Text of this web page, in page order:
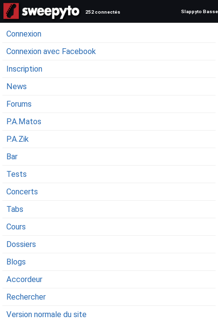
252 connectés Slappyto Basse
Connexion
Connexion avec Facebook
Inscription
News
Forums
P.A.Matos
P.A.Zik
Bar
Tests
Concerts
Tabs
Cours
Dossiers
Blogs
Accordeur
Rechercher
Version normale du site